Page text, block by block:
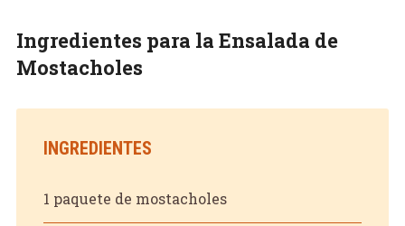
Ingredientes para la Ensalada de
Mostacholes
INGREDIENTES
1 paquete de mostacholes